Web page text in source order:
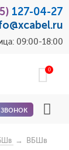
127-04-27
09:00-18:00
0
→ ВБШв